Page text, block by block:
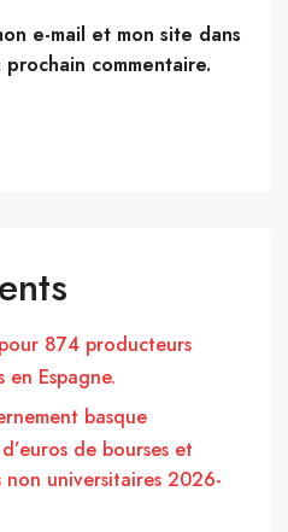
e-mail et mon site dans
commentaire.
874 producteurs
en Espagne.
basque
de bourses et
non universitaires 2026-